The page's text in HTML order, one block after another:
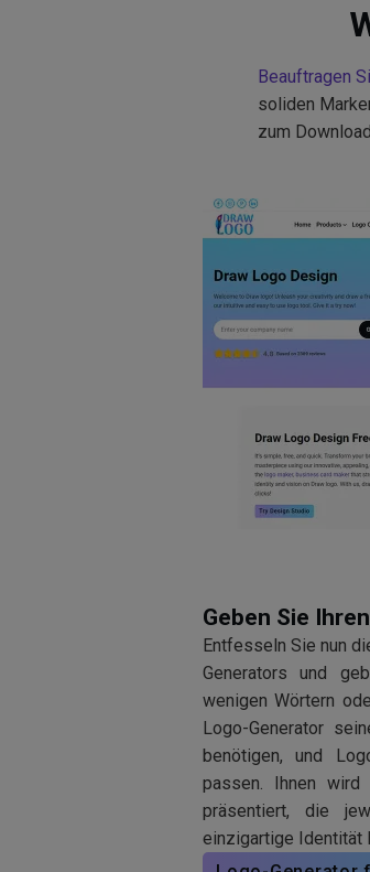
Beauftragen
soliden
zum
Geben Sie
Entfesseln Sie nun
Generators und
wenigen Wörtern
Logo-Generator
benötigen, und
passen. Ihnen wird
präsentiert, die
einzigartige Identität